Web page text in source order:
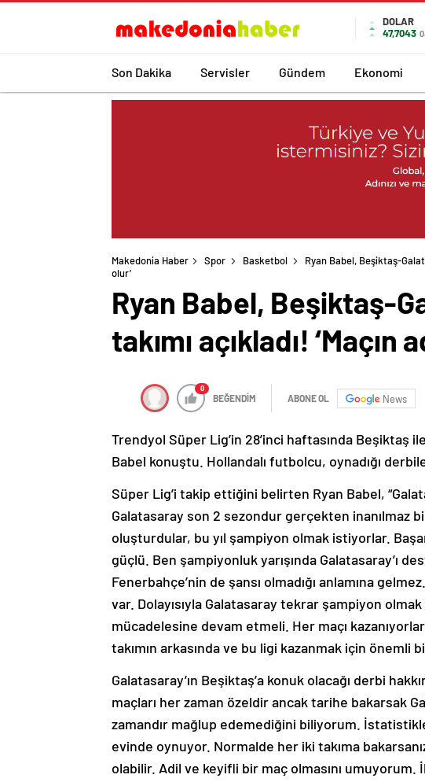
DOLAR
47,7043
Son Dakika Servisler Gündem Ekonomi
Makedonia Haber Spor Basketbol
Ryan Babel, Beşiktaş-
olur’
Ryan Babel, Beşiktaş-
takımı açıkladı! ‘Maçın
0
BEĞENDİM ABONE OL News
Trendyol Süper Lig’in 28’inci haftasında Beşiktaş
Babel konuştu. Hollandalı futbolcu, oynadığı
Süper Lig’i takip ettiğini belirten Ryan Babel,
Galatasaray son 2 sezondur gerçekten inanılmaz
oluşturdular, bu yıl şampiyon olmak istiyorlar.
güçlü. Ben şampiyonluk yarışında Galatasaray’ı
Fenerbahçe’nin de şansı olmadığı anlamına
var. Dolayısıyla Galatasaray tekrar şampiyon
mücadelesine devam etmeli. Her maçı
takımın arkasında ve bu ligi kazanmak için önemli
Galatasaray’ın Beşiktaş’a konuk olacağı derbi
maçları her zaman özeldir ancak tarihe bakarsak
zamandır mağlup edemediğini biliyorum.
evinde oynuyor. Normalde her iki takıma
olabilir. Adil ve keyifli bir maç olmasını umuyorum.